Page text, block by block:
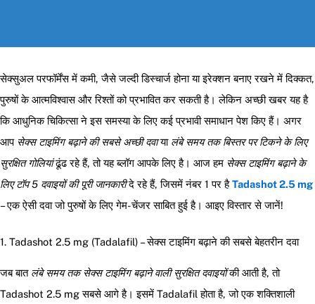
सेक्सुअल परफॉर्मेंस में कमी, जैसे जल्दी डिस्चार्ज होना या इरेक्शन बनाए रखने में दिक्कत,
पुरुषों के आत्मविश्वास और रिश्तों को प्रभावित कर सकती है। लेकिन अच्छी खबर यह है
कि आधुनिक चिकित्सा ने इस समस्या के लिए कई प्रभावी समाधान पेश किए हैं। अगर
आप सेक्स टाइमिंग बढ़ाने की सबसे अच्छी दवाया लंबे समय तक बिस्तर पर टिकने के लिए
सुरक्षित गोलियांढूंढ रहे हैं, तो यह ब्लॉग आपके लिए है। आज हम सेक्स टाइमिंग बढ़ाने के
लिए टॉप 5 दवाइयों की पूरी जानकारीदे रहे हैं, जिसमें नंबर 1 पर हैTadashot 2.5 mg
– एक ऐसी दवा जो पुरुषों के लिए गेम-चेंजर साबित हुई है। आइए विस्तार से जानें!
1. Tadashot 2.5 mg (Tadalafil) – सेक्स टाइमिंग बढ़ाने की सबसे बेहतरीन दवा
जब बात लंबे समय तक सेक्स टाइमिंग बढ़ाने वाली सुरक्षित दवाइयोंकी आती है, तो
Tadashot 2.5 mg सबसे आगे है। इसमें Tadalafil होता है, जो एक शक्तिशाली